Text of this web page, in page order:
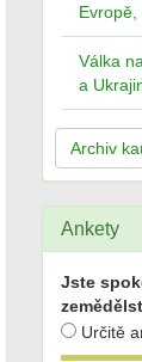
Válka
a
Archiv
Ankety
Jste
Určitě